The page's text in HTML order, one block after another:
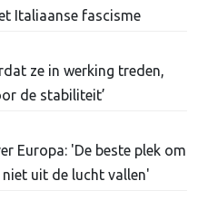
Italiaanse fascisme
ze in werking treden,
de stabiliteit’
Europa: 'De beste plek om
uit de lucht vallen'